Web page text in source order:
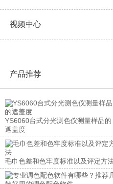
视频中心
产品推荐
YS6060台式分光测色仪测量样品的
遮盖度
毛巾色差和色牢度标准以及评定方